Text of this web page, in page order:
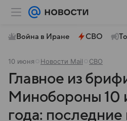
Война в Иране СВО
10 июня Новости Mail СВО
Главное из
Минобороны 10
года: последние